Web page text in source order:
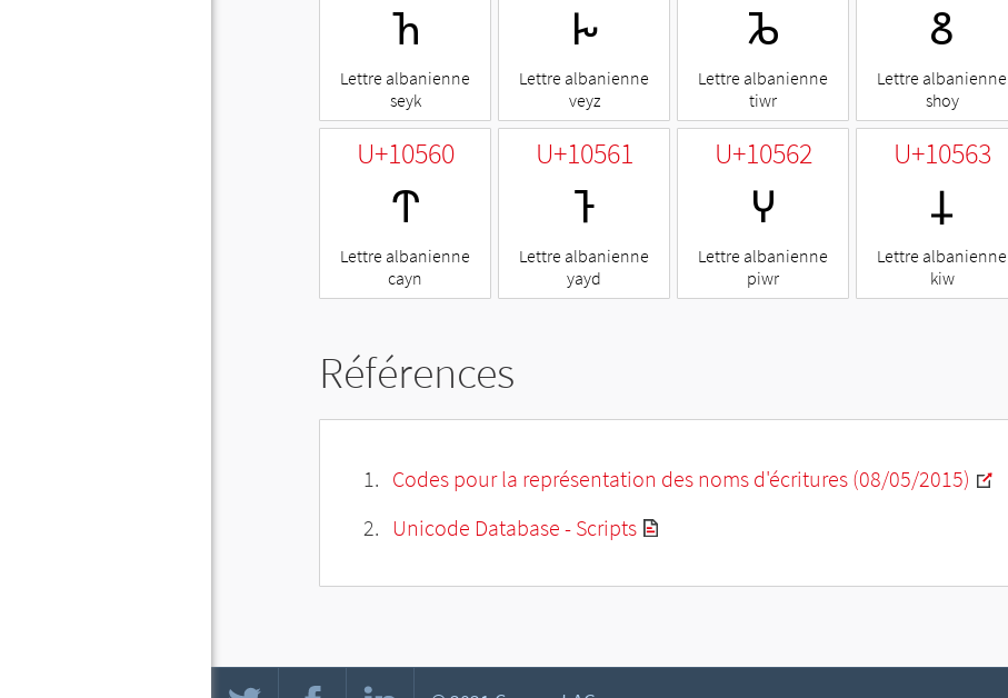
𐕚
Lettre albanienne
seyk
𐕛
Lettre albanienne
veyz
𐕜
Lettre albanienne
tiwr
𐕝
Lettre albanienne
shoy
U+10560
𐕠
Lettre albanienne
cayn
U+10561
𐕡
Lettre albanienne
yayd
U+10562
𐕢
Lettre albanienne
piwr
U+10563
𐕣
Lettre albanienne
kiw
Références
Codes pour la représentation des noms d'écritures (08/05/2015)
Unicode Database - Scripts